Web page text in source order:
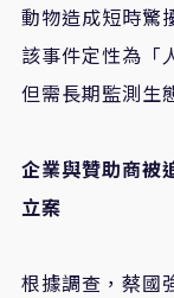
動物造成短時驚
該事件定性為「
但需長期監測生
企業與贊助商被
立案
根據調查，蔡國